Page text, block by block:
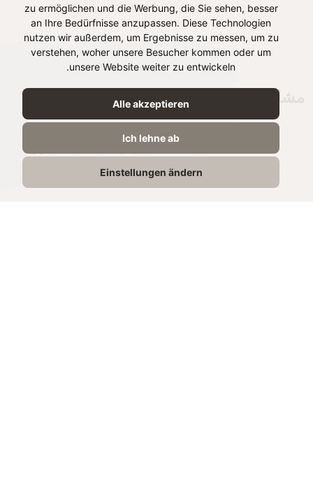
zu ermöglichen und die Werbung, die Sie sehen, besser
an Ihre Bedürfnisse anzupassen. Diese Technologien
nutzen wir außerdem, um Ergebnisse zu messen, um zu
verstehen, woher unsere Besucher kommen oder um
unsere Website weiter zu entwickeln.
Alle akzeptieren
Ich lehne ab
Einstellungen ändern
مشاركة الوصفة